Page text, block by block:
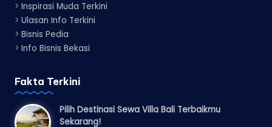
> Inspirasi Muda Terkini
> Ulasan Info Terkini
> Bisnis Pedia
> Info Bisnis Bekasi
Fakta Terkini
Pilih Destinasi Sewa Villa Bali Terbaikmu
Sekarang!